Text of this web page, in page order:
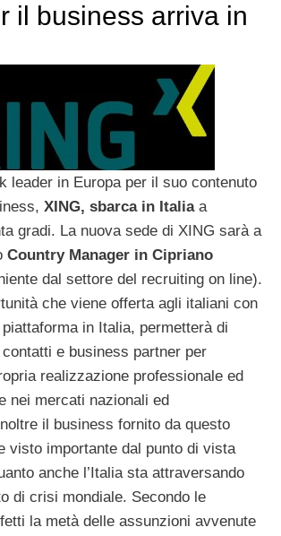
il business arriva in
leader in Europa per il suo contenuto
XING, sbarca in Italiaa
gradi. La nuova sede di XING sarà a
Country Manager in Cipriano
dal settore del recruiting on line).
che viene offerta agli italiani con
piattaforma in Italia, permetterà di
e business partner per
realizzazione professionale ed
nei mercati nazionali ed
il business fornito da questo
visto importante dal punto di vista
anche l’Italia sta attraversando
di crisi mondiale. Secondo le
la metà delle assunzioni avvenute